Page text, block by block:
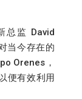
总监 David
当今存在的
Orenes，
便有效利用